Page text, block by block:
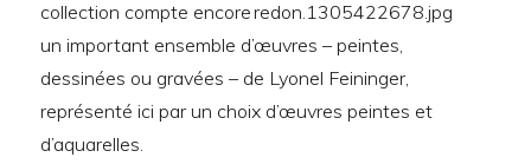
collection compte encore
un important ensemble d’œuvres – peintes,
dessinées ou gravées – de Lyonel Feininger,
représenté ici par un choix d’œuvres peintes et
d’aquarelles.